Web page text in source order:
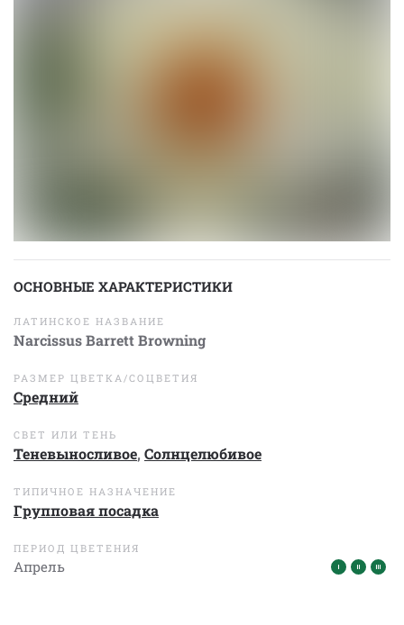
ОСНОВНЫЕ ХАРАКТЕРИСТИКИ
ЛАТИНСКОЕ НАЗВАНИЕ
Narcissus Barrett Browning
РАЗМЕР ЦВЕТКА/СОЦВЕТИЯ
Средний
СВЕТ ИЛИ ТЕНЬ
Теневыносливое, Солнцелюбивое
ТИПИЧНОЕ НАЗНАЧЕНИЕ
Групповая посадка
ПЕРИОД ЦВЕТЕНИЯ
Апрель